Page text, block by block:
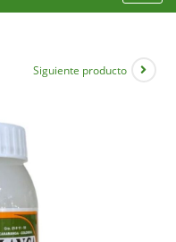
Siguiente producto